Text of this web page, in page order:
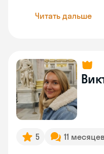
Читать дальше
5 11